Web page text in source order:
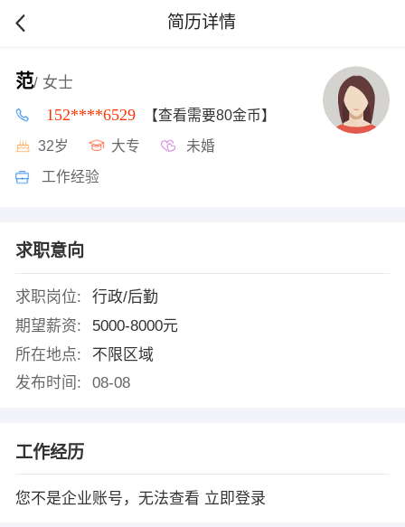
简历详情
范/ 女士
152****6529 【查看需要80金币】
32岁 大专 未婚
工作经验
求职意向
求职岗位:
行政/后勤
期望薪资:
5000-8000元
所在地点:
不限区域
发布时间:
08-08
工作经历
您不是企业账号，无法查看 立即登录